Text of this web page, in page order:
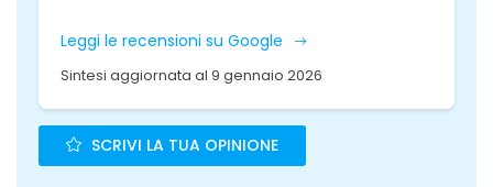
Leggi le recensioni su Google
Sintesi aggiornata al 9 gennaio 2026
SCRIVI LA TUA OPINIONE